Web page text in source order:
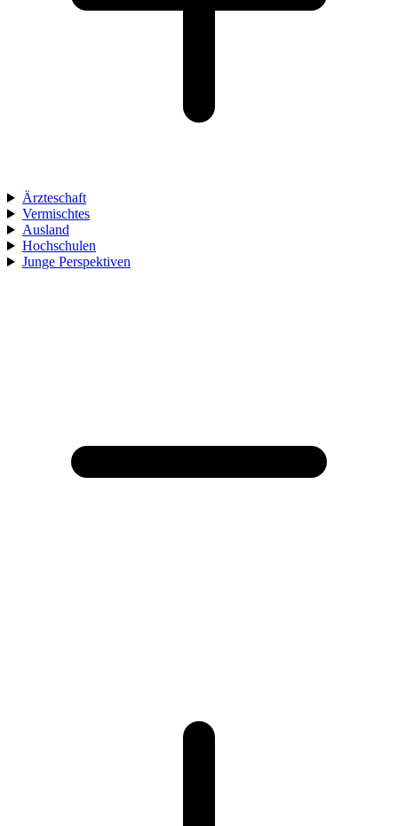
Ärzteschaft
Vermischtes
Ausland
Hochschulen
Junge Perspektiven